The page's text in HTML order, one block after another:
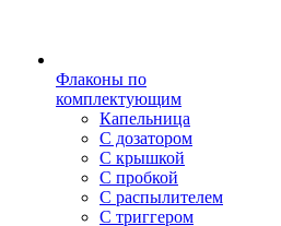
Флаконы по
комплектующим
Капельница
С дозатором
С крышкой
С пробкой
С распылителем
С триггером